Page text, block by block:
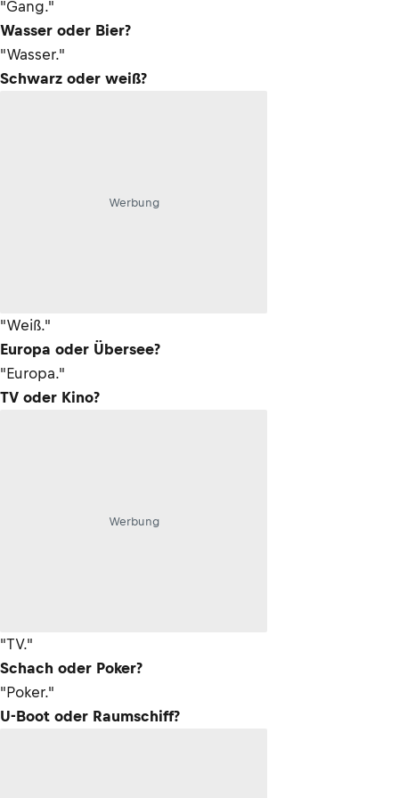
"Gang."
Wasser oder Bier?
"Wasser."
Schwarz oder weiß?
Werbung
"Weiß."
Europa oder Übersee?
"Europa."
TV oder Kino?
Werbung
"TV."
Schach oder Poker?
"Poker."
U-Boot oder Raumschiff?